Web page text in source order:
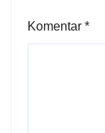
Komentar *